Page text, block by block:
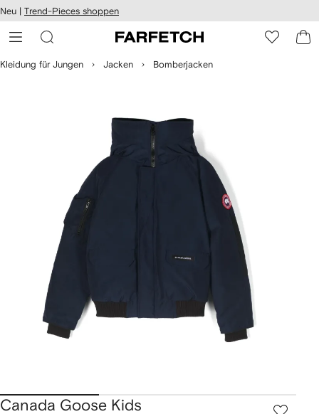
zum
Neu | Trend-Pieces shoppen
Kleidung für Jungen Jacken Bomberjacken
Canada Goose Kids